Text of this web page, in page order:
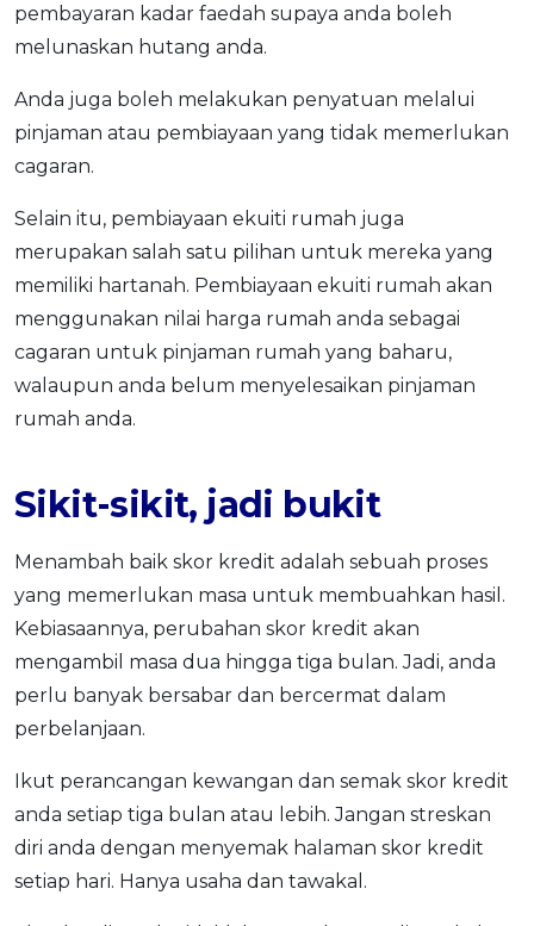
pembayaran kadar faedah supaya anda boleh
melunaskan hutang anda.
Anda juga boleh melakukan penyatuan melalui
pinjaman atau pembiayaan yang tidak memerlukan
cagaran.
Selain itu, pembiayaan ekuiti rumah juga
merupakan salah satu pilihan untuk mereka yang
memiliki hartanah. Pembiayaan ekuiti rumah akan
menggunakan nilai harga rumah anda sebagai
cagaran untuk pinjaman rumah yang baharu,
walaupun anda belum menyelesaikan pinjaman
rumah anda.
Sikit-sikit, jadi bukit
Menambah baik skor kredit adalah sebuah proses
yang memerlukan masa untuk membuahkan hasil.
Kebiasaannya, perubahan skor kredit akan
mengambil masa dua hingga tiga bulan. Jadi, anda
perlu banyak bersabar dan bercermat dalam
perbelanjaan.
Ikut perancangan kewangan dan semak skor kredit
anda setiap tiga bulan atau lebih. Jangan streskan
diri anda dengan menyemak halaman skor kredit
setiap hari. Hanya usaha dan tawakal.